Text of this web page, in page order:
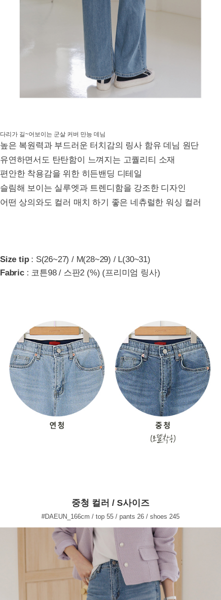
다리가 길~어보이는 군살 커버 만능 데님
높은 복원력과 부드러운 터치감의 링사 함유 데님 원단
유연하면서도 탄탄함이 느껴지는 고퀄리티 소재
편안한 착용감을 위한 히든밴딩 디테일
슬림해 보이는 실루엣과 트렌디함을 강조한 디자인
어떤 상의와도 컬러 매치 하기 좋은 네츄럴한 워싱 컬러
Size tip: S(26~27) / M(28~29) / L(30~31)
Fabric: 코튼98 / 스판2 (%) (프리미엄 링사)
중청 컬러 / S사이즈
#DAEUN_166cm / top 55 / pants 26 / shoes 245